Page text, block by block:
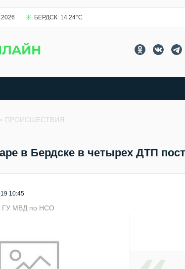
2026 БЕРДСК 14.24°C
> ПРОИСШЕСТВИЯ
в Бердске в четырех ДТП
10:45
ГУ МВД по НСО